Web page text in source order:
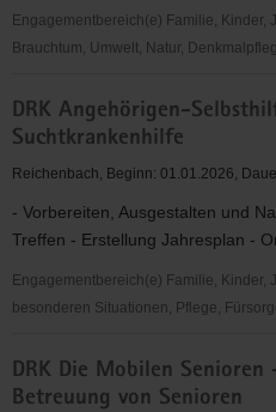
Engagementbereich(e) Familie, Kinder,
Brauchtum, Umwelt, Natur,
Reuth
DRK Angehörigen-
Suchtkrankenhilfe
Reichenbach, Beginn: 01.01.2026,
- Vorbereiten, Ausgestalten und
Treffen - Erstellung Jahresplan -
Engagementbereich(e) Familie, Kinder,
besonderen Situationen, Pflege,
Angehörigen-
Selbsthilfe
DRK Die Mobilen
Betreuung von Senioren